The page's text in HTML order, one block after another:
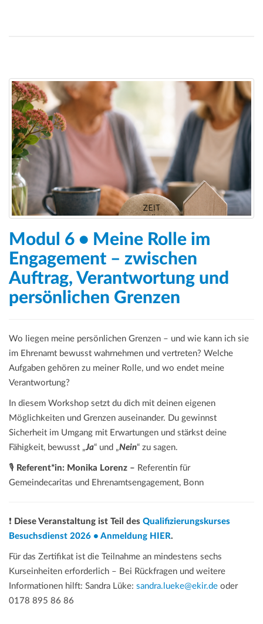
Modul 6 • Meine Rolle im
Engagement – zwischen
Auftrag, Verantwortung und
persönlichen Grenzen
Wo liegen meine persönlichen Grenzen – und wie kann ich sie
im Ehrenamt bewusst wahrnehmen und vertreten? Welche
Aufgaben gehören zu meiner Rolle, und wo endet meine
Verantwortung?
In diesem Workshop setzt du dich mit deinen eigenen
Möglichkeiten und Grenzen auseinander. Du gewinnst
Sicherheit im Umgang mit Erwartungen und stärkst deine
Fähigkeit, bewusst „Ja“ und „Nein“ zu sagen.
🎙️ Referent*in: Monika Lorenz – Referentin für
Gemeindecaritas und Ehrenamtsengagement, Bonn
❗ Diese Veranstaltung ist Teil des Qualifizierungskurses
Besuchsdienst 2026 • Anmeldung HIER.
Für das Zertifikat ist die Teilnahme an mindestens sechs
Kurseinheiten erforderlich – Bei Rückfragen und weitere
Informationen hilft: Sandra Lüke: sandra.lueke@ekir.de oder
0178 895 86 86